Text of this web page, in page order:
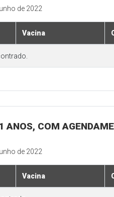
de 2022
Vacina
ANOS, COM
de 2022
Vacina